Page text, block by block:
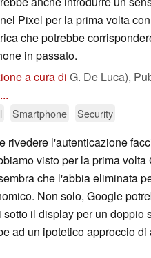
Pixel per la prima volta
che potrebbe
in passato.
a cura di G. De Luca),
...
Smartphone Security
rivedere l'autenticazione
visto per la prima
che l'abbia eliminata
Non solo, Google
il display per un
ad un ipotetico approccio